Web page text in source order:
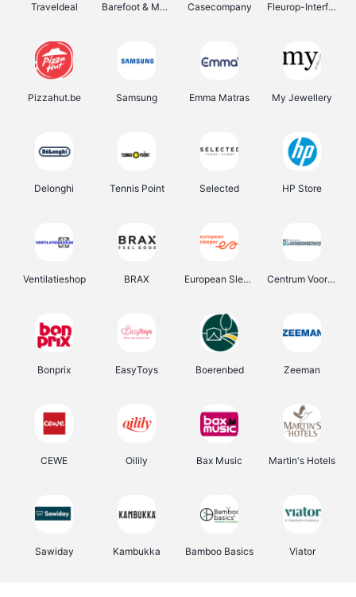
Traveldeal Barefoot & More Casecompany Fleurop-Interflora
Pizzahut.be Samsung Emma Matras My Jewellery
Delonghi Tennis Point Selected HP Store
Ventilatieshop BRAX European Sleeper Centrum Voor Avondonderwijs
Bonprix EasyToys Boerenbed Zeeman
CEWE Oilily Bax Music Martin's Hotels
Sawiday Kambukka Bamboo Basics Viator